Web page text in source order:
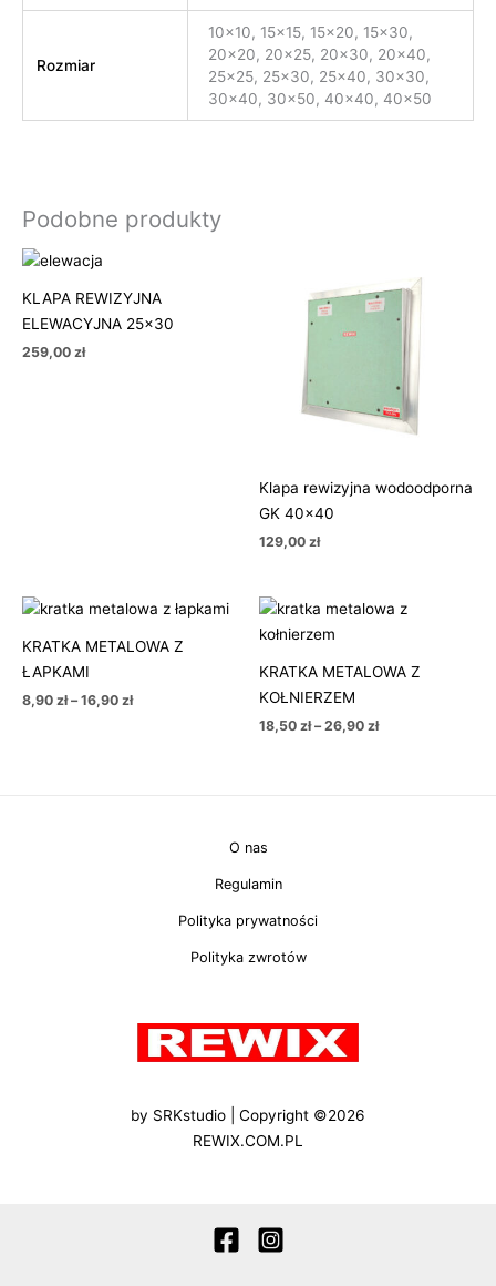
Rozmiar
10×10, 15×15, 15×20, 15×30,
20×20, 20×25, 20×30, 20×40,
25×25, 25×30, 25×40, 30×30,
30×40, 30×50, 40×40, 40×50
Podobne produkty
KLAPA REWIZYJNA
ELEWACYJNA 25×30
259,00 zł
Klapa rewizyjna wodoodporna
GK 40×40
129,00 zł
KRATKA METALOWA Z
ŁAPKAMI
8,90 zł – 16,90 zł
Zakres
cen:
od
8,90 zł
16,90 zł
KRATKA METALOWA Z
KOŁNIERZEM
18,50 zł – 26,90 zł
Zakres
cen:
do
O nas
Regulamin
Polityka prywatności
Polityka zwrotów
by SRKstudio | Copyright ©2026
REWIX.COM.PL